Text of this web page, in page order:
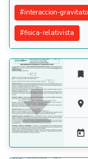
#interaccion-
#fisica-relativista



